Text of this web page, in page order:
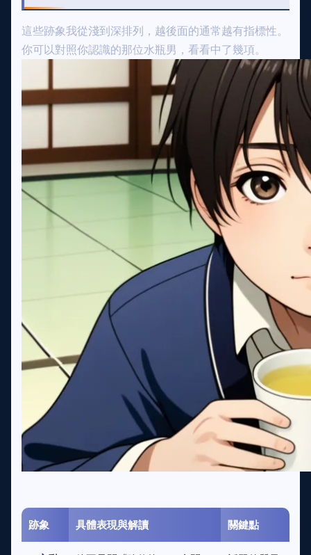
這些跡象我從淺到深排列，越後面的通常越有指標性。
你可以對照你認識的那位水瓶男，看看中了幾項。
跡象 具體表現與解讀 關鍵點